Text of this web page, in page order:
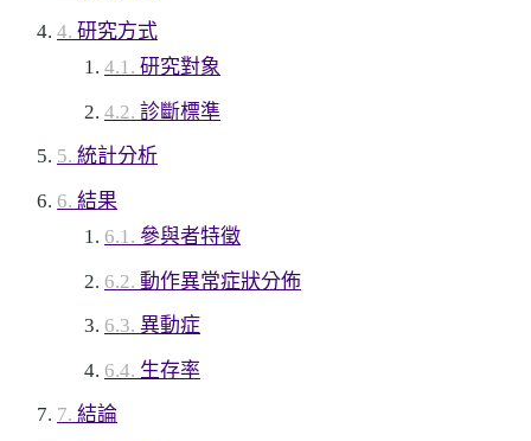
研究方式
研究對象
診斷標準
統計分析
結果
參與者特徵
動作異常症狀分佈
異動症
生存率
結論